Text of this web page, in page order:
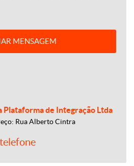
MENSAGEM
Plataforma de Integração Ltda
Rua Alberto Cintra